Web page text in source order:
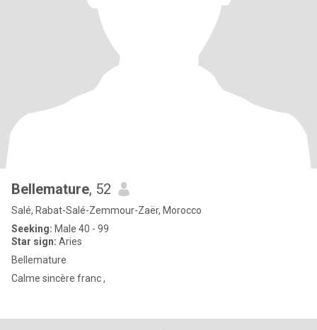
Bellemature, 52
Salé, Rabat-Salé-Zemmour-Zaër, Morocco
Seeking: Male 40 - 99
Star sign: Aries
Bellemature
Calme sincère franc ,